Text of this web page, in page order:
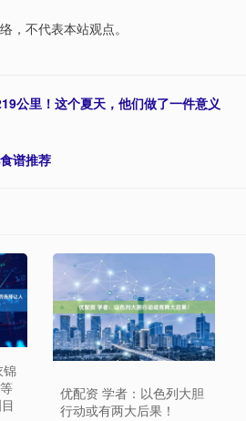
，不代表本站观点。
公里！这个夏天，他们做了一件意义
谱推荐
锦
优配资 学者：以色列大胆
行动或有两大后果！